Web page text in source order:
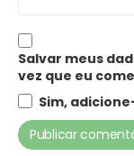
Salvar meus
vez que eu
Sim,